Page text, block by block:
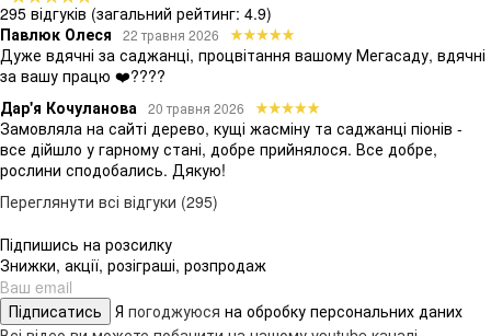
295 відгуків (загальний рейтинг: 4.9)
Павлюк Олеся
22 травня 2026
Дуже вдячні за саджанці, процвітання вашому Мегасаду, вдячні
за вашу працю ❤️????
Дар'я Кочуланова
20 травня 2026
Замовляла на сайті дерево, кущі жасміну та саджанці піонів -
все дійшло у гарному стані, добре прийнялося. Все добре,
рослини сподобались. Дякую!
Переглянути всі відгуки (295)
Підпишись на розсилку
Знижки, акції, розіграші, розпродаж
Підписатись Я погоджуюся на обробку персональних даних